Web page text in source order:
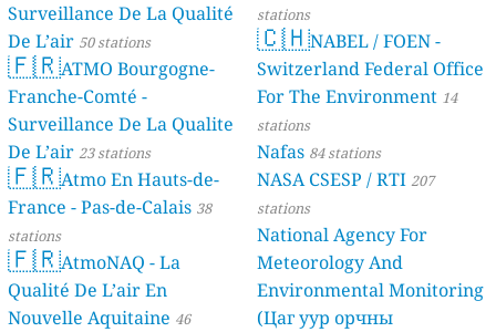
Surveillance De La Qualité
De L’air 50 stations
🇫🇷ATMO Bourgogne-
Franche-Comté -
Surveillance De La Qualite
De L’air 23 stations
🇫🇷Atmo En Hauts-de-
France - Pas-de-Calais 38
stations
🇫🇷AtmoNAQ - La
Qualité De L’air En
Nouvelle Aquitaine 46
stations
🇨🇭NABEL / FOEN -
Switzerland Federal Office
For The Environment 14
stations
Nafas 84 stations
NASA CSESP / RTI 207
stations
National Agency For
Meteorology And
Environmental Monitoring
(Цаг уур орчны